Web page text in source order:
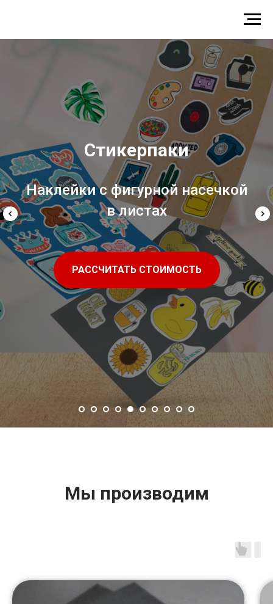
Стикерпаки
Наклейки с фигурной насечкой
в листах
РАССЧИТАТЬ СТОИМОСТЬ
Мы производим